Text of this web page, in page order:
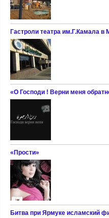
Гастроли театра им.Г.Камала в
«О Господи ! Верни меня
«Прости»
Битва при Ярмуке исламский